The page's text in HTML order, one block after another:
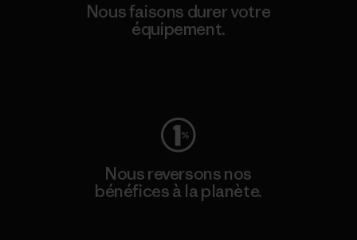
Nous faisons durer votre
équipement.
Nous reversons nos
bénéfices à la planète.